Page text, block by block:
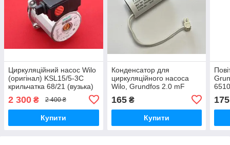
Циркуляційний насос Wilo
(оригінал) KSL15/5-3C
крильчатка 68/21 (вузька)
2 300 ₴ 2 400 ₴
Купити
Конденсатор для
циркуляційного насоса
Wilo, Grundfos 2.0 mF
165₴
Купити
175